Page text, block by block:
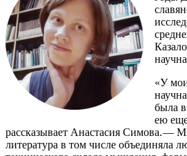
«У
была
ею
рассказывает Анастасия Симова. —
литература в том числе объединяла